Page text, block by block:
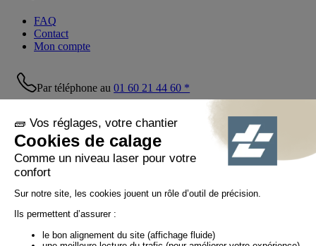
FAQ
Contact
Mon compte
Par téléphone au01 60 21 44 60 *
Suivez-nous !
Politique de confidentialité
Politique cookies
Politique réseaux sociaux